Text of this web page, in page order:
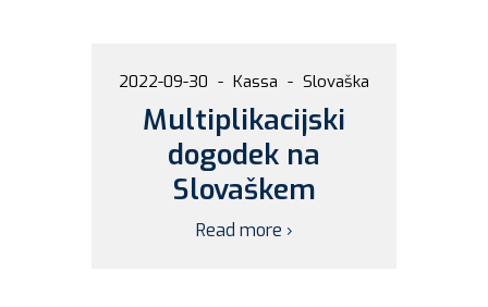
2022-09-30 - Kassa - Slovaška
Multiplikacijski
dogodek na
Slovaškem
Read more ›